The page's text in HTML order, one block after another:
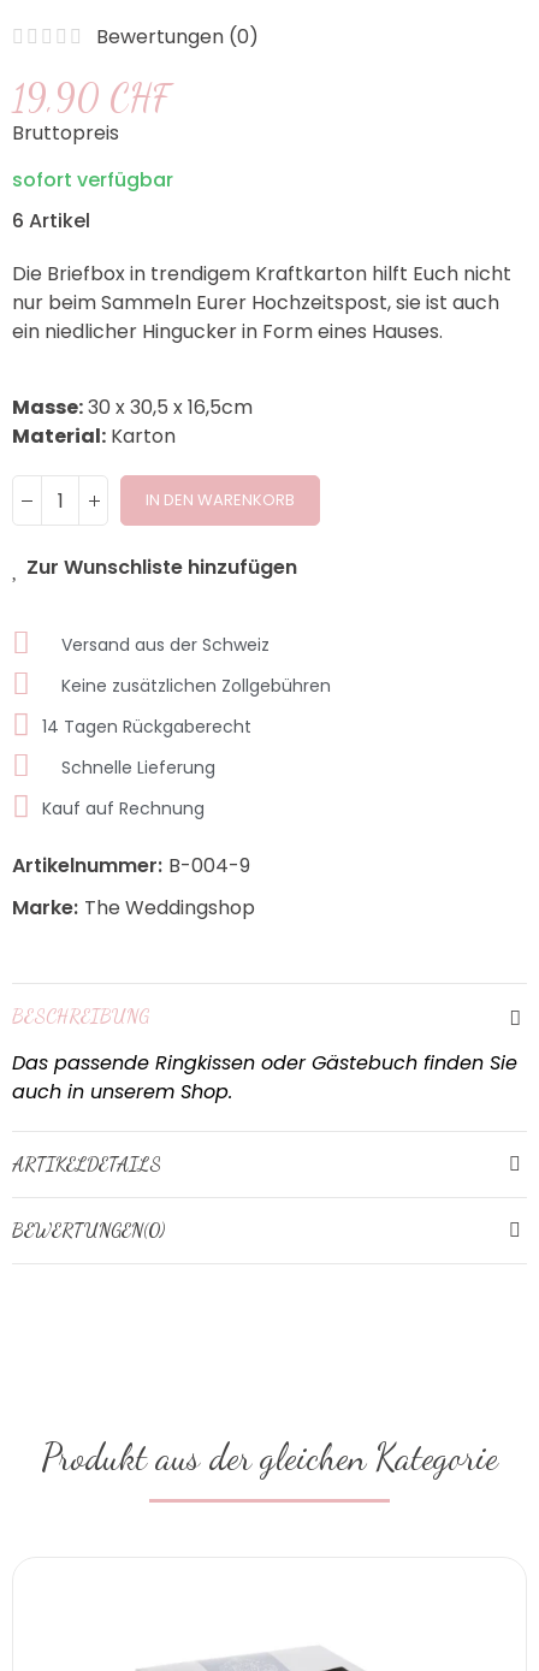
Bewertungen (0)
19,90 CHF
Bruttopreis
sofort verfügbar
6 Artikel
Die Briefbox in trendigem Kraftkarton hilft Euch nicht
nur beim Sammeln Eurer Hochzeitspost, sie ist auch
ein niedlicher Hingucker in Form eines Hauses.
Masse:30 x 30,5 x 16,5cm
Material: Karton
IN DEN WARENKORB
Zur Wunschliste hinzufügen
Versand aus der Schweiz
Keine zusätzlichen Zollgebühren
14 Tagen Rückgaberecht
Schnelle Lieferung
Kauf auf Rechnung
Artikelnummer: B-004-9
Marke: The Weddingshop
BESCHREIBUNG
Das passende Ringkissen oder Gästebuch finden Sie
auch in unserem Shop.
ARTIKELDETAILS
BEWERTUNGEN(0)
Produkt aus der gleichen Kategorie